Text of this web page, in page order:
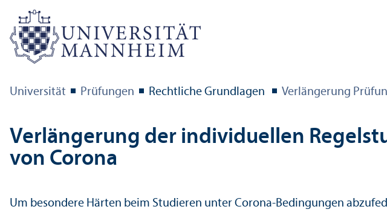
Universität Prüfungen Rechtliche Grundlagen Verlängerung
Verlängerung der individuellen
von Corona
Um besondere Härten beim Studieren unter Corona-Bedingungen